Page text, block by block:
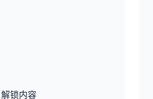
锁内容